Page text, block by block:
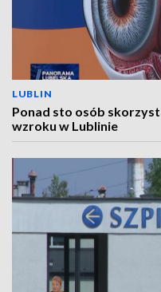
LUBLIN
Ponad sto osób
wzroku w Lublinie